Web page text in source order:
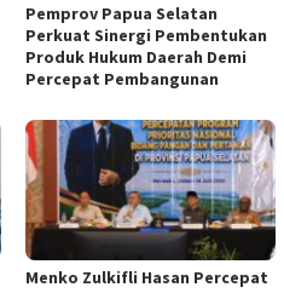
Pemprov Papua Selatan
Perkuat Sinergi Pembentukan
Produk Hukum Daerah Demi
Percepat Pembangunan
Menko Zulkifli Hasan Percepat